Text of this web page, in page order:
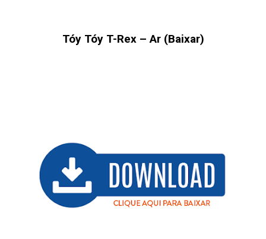
Tóy Tóy T-Rex – Ar (Baixar)